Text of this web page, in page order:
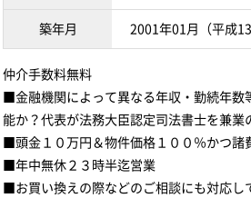
築年月 2001年01月（平成13
仲介手数料無料
■金融機関によって異なる年収・勤続年数
能か？代表が法務大臣認定司法書士を兼業
■頭金１０万円＆物件価格１００％かつ諸
■年中無休２３時半迄営業
■お買い換えの際などのご相談にも対応し